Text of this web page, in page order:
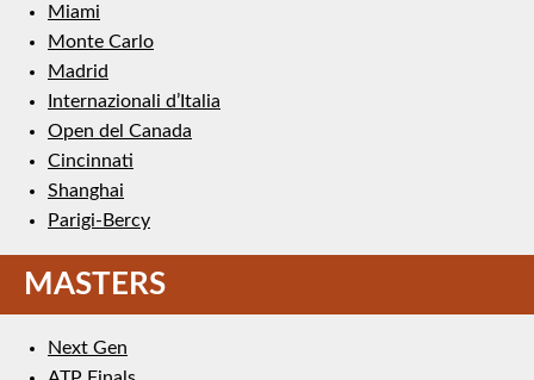
Miami
Monte Carlo
Madrid
Internazionali d’Italia
Open del Canada
Cincinnati
Shanghai
Parigi-Bercy
MASTERS
Next Gen